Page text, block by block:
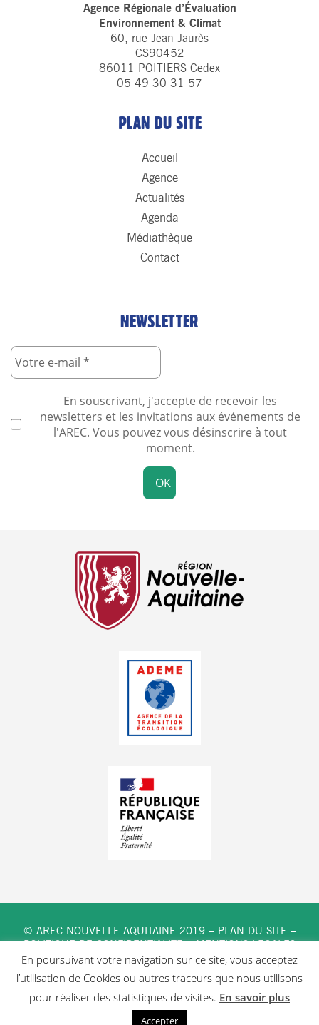
Agence Régionale d’Évaluation
Environnement & Climat
60, rue Jean Jaurès
CS90452
86011 POITIERS Cedex
05 49 30 31 57
PLAN DU SITE
Accueil
Agence
Actualités
Agenda
Médiathèque
Contact
NEWSLETTER
En souscrivant, j'accepte de recevoir les
newsletters et les invitations aux événements de
l'AREC. Vous pouvez vous désinscrire à tout
moment.
© AREC NOUVELLE AQUITAINE 2019 – PLAN DU SITE–
POLITIQUE DE CONFIDENTIALITE–MENTIONS LEGALES
En poursuivant votre navigation sur ce site, vous acceptez
l’utilisation de Cookies ou autres traceurs que nous utilisons
pour réaliser des statistiques de visites. En savoir plus
Accepter